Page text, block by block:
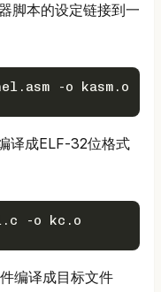
脚本的设定链接到一
-o kasm.o
译成ELF-32位格式
-o kc.o
编译成目标文件